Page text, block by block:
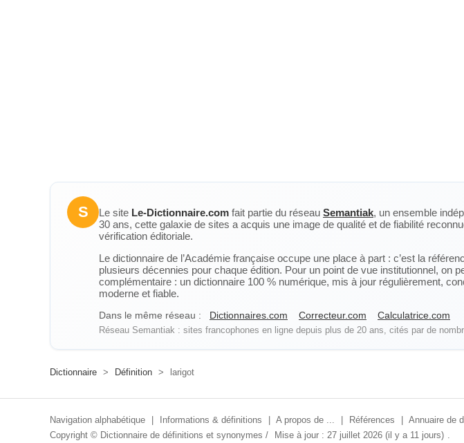
S Le site Le-Dictionnaire.com fait partie du réseau Semantiak, un ensemble
30 ans, cette galaxie de sites a acquis une image de qualité et de fiabilité
vérification éditoriale.
Le dictionnaire de l’Académie française occupe une place à part : c’est la
plusieurs décennies pour chaque édition. Pour un point de vue institutionnel, on
complémentaire : un dictionnaire 100 % numérique, mis à jour régulièrement,
moderne et fiable.
Dans le même réseau : Dictionnaires.com Correcteur.com Calculatrice.com
Réseau Semantiak : sites francophones en ligne depuis plus de 20 ans, cités par de
Dictionnaire > Définition > larigot
Navigation alphabétique Informations & définitions A propos de ... Références
Annuaire de
Copyright © Dictionnaire de définitions et synonymes / Mise à jour : 27 juillet 2026 (il y a 11 jours) .